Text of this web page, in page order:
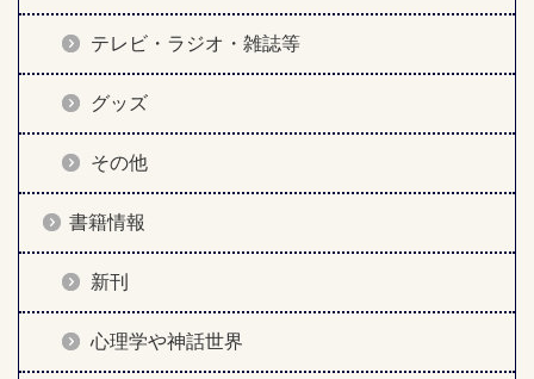
テレビ・ラジオ・雑誌等
グッズ
その他
書籍情報
新刊
心理学や神話世界